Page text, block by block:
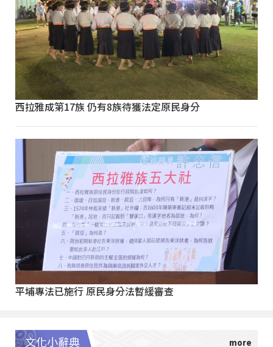
西拉雅成第17族 仍有8族待獲法定原民身分
平埔專法已施行 原民身分法暫緩審查
文化小辭典